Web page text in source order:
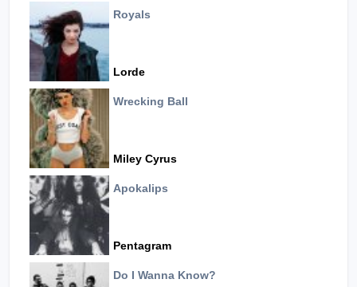
Royals
Lorde
Wrecking Ball
Miley Cyrus
Apokalips
Pentagram
Do I Wanna Know?